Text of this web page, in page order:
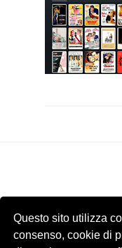
Questo sito utilizza
consenso, cookie di